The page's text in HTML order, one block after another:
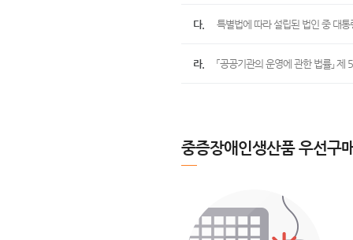
다. 특별법에 따라 설립된 법인 중 대
라. 「공공기관의 운영에 관한 법률」
중증장애인생산품 우선구